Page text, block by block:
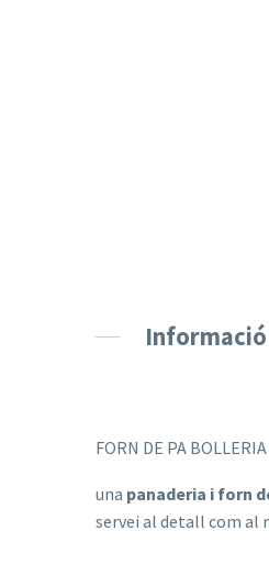
FORN DE PA
una panaderia i forn
servei al detall com al